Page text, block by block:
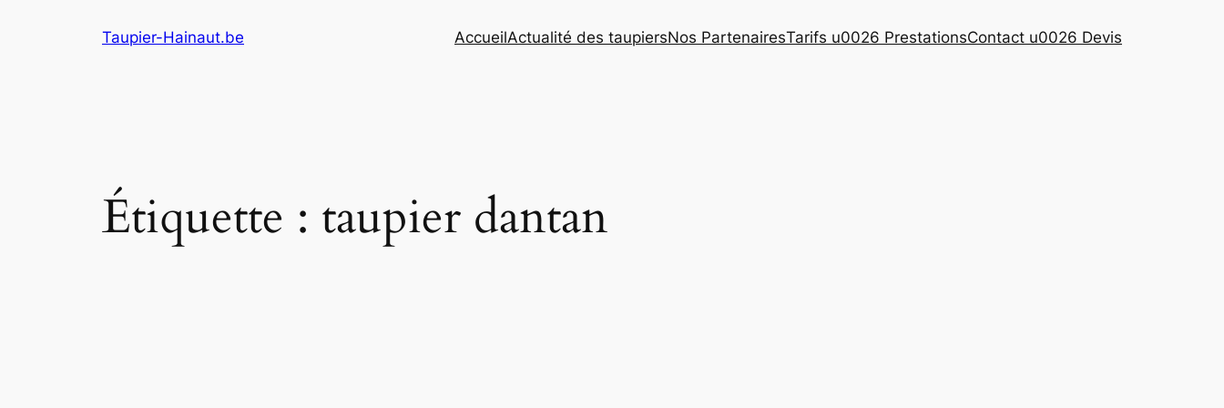
Taupier-Hainaut.be AccueilActualité des taupiersNos PartenairesTarifs u0026 PrestationsContact u0026 Devis
Étiquette : taupier dantan